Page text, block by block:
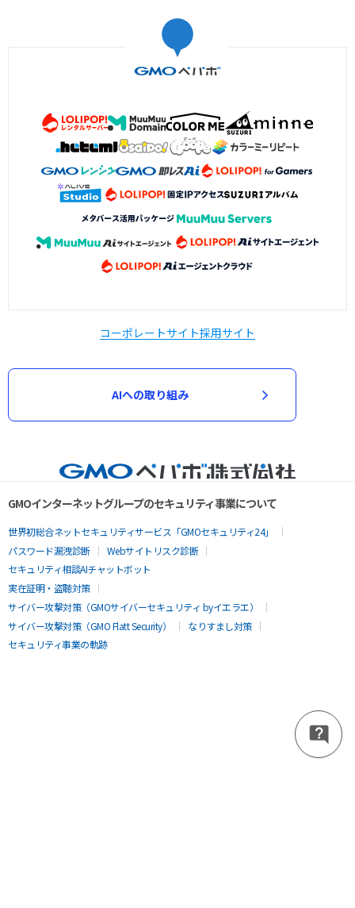
コーポレートサイト採用サイト
AIへの取り組み
GMOインターネットグループのセキュリティ事業について
世界初総合ネットセキュリティサービス「GMOセキュリティ24」
パスワード漏洩診断
Webサイトリスク診断
セキュリティ相談AIチャットボット
実在証明・盗聴対策
サイバー攻撃対策（GMOサイバーセキュリティ byイエラエ）
サイバー攻撃対策（GMO Flatt Security）
なりすまし対策
セキュリティ事業の軌跡